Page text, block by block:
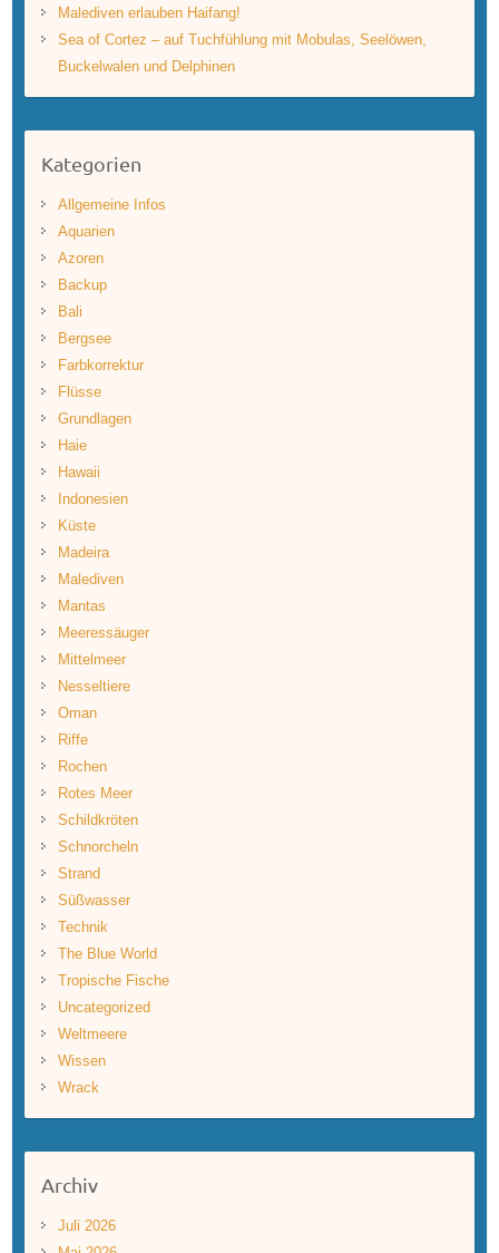
Malediven erlauben Haifang!
Sea of Cortez – auf Tuchfühlung mit Mobulas, Seelöwen,
Buckelwalen und Delphinen
Kategorien
Allgemeine Infos
Aquarien
Azoren
Backup
Bali
Bergsee
Farbkorrektur
Flüsse
Grundlagen
Haie
Hawaii
Indonesien
Küste
Madeira
Malediven
Mantas
Meeressäuger
Mittelmeer
Nesseltiere
Oman
Riffe
Rochen
Rotes Meer
Schildkröten
Schnorcheln
Strand
Süßwasser
Technik
The Blue World
Tropische Fische
Uncategorized
Weltmeere
Wissen
Wrack
Archiv
Juli 2026